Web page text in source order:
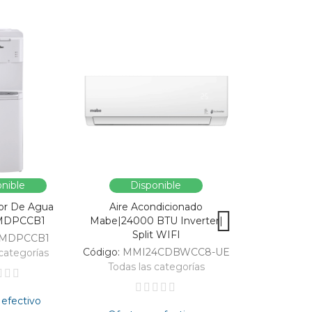
De Agua
Disponible
Aire Acondicionado
Mabe|24000 BTU Inverter|
Split WIFI
Código: MMI24CDBWCC8-UE
Todas las categorías